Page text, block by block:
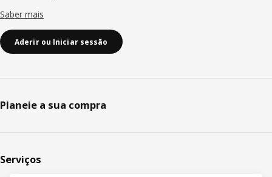
Saber mais
Aderir ou Iniciar sessão
Planeie a sua compra
Serviços